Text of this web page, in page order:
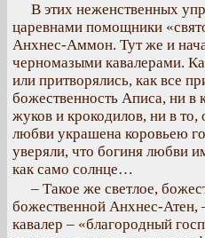
В этих неженственных
царевнами помощники
Анхнес-Аммон. Тут же и
черномазыми кавалерами.
или притворялись, как все
божественность Аписа, ни
жуков и крокодилов, ни в то,
любви украшена коровьею
уверяли, что богиня любви
как само солнце…
– Такое же светлое,
божественной Анхнес-Атен,
кавалер – «благородный